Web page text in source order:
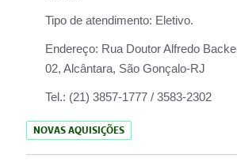
Tipo de atendimento: Eletivo.
Endereço: Rua Doutor Alfredo
02, Alcântara, São Gonçalo-RJ
Tel.: (21) 3857-1777 / 3583-2302
NOVAS AQUISIÇÕES